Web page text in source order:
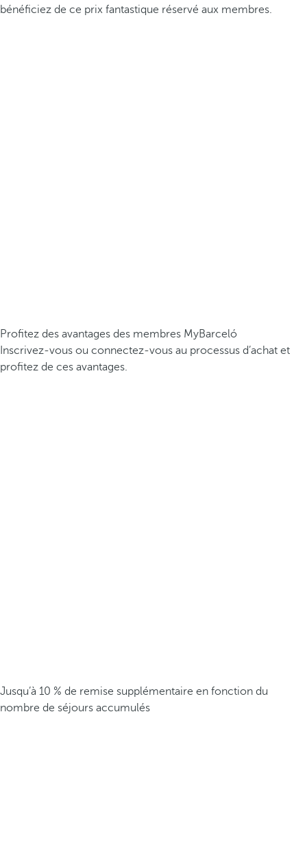
bénéficiez de ce prix fantastique réservé aux membres.
Profitez des avantages des membres MyBarceló
Inscrivez-vous ou connectez-vous au processus d’achat et
profitez de ces avantages.
Jusqu’à 10 % de remise supplémentaire en fonction du
nombre de séjours accumulés